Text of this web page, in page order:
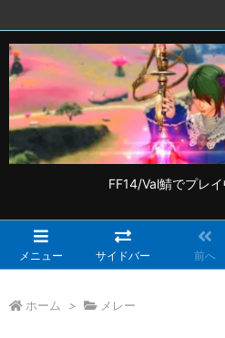
FF14/Val鯖でプレ
メニュー サイドバー 前へ
ホーム > メレー